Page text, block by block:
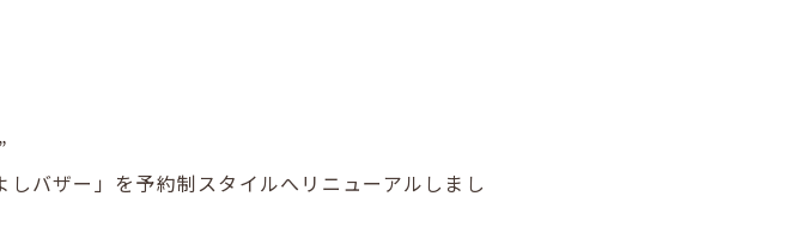
バザー」を予約制スタイルへリニューアルしまし